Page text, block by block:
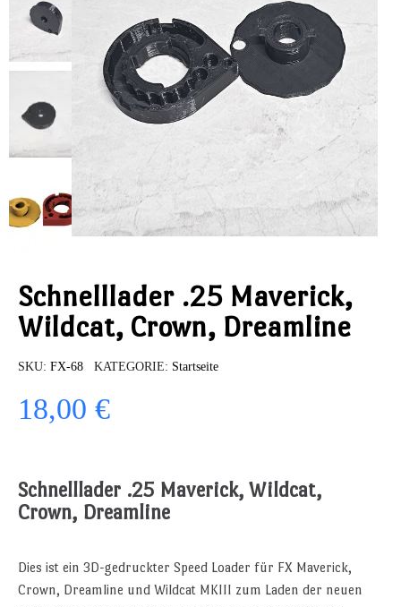
Schnelllader .25 Maverick,
Wildcat, Crown, Dreamline
SKU FX-68 KATEGORIE Startseite
18,00 €
Schnelllader .25 Maverick, Wildcat,
Crown, Dreamline
Dies ist ein 3D-gedruckter Speed Loader für FX Maverick,
Crown, Dreamline und Wildcat MKIII zum Laden der neuen